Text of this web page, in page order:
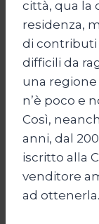
città, qua la
residenza,
di contributi
difficili da
una regione
n’è poco e
Così,
anni, dal
iscritto alla
venditore
ad ottenerla.